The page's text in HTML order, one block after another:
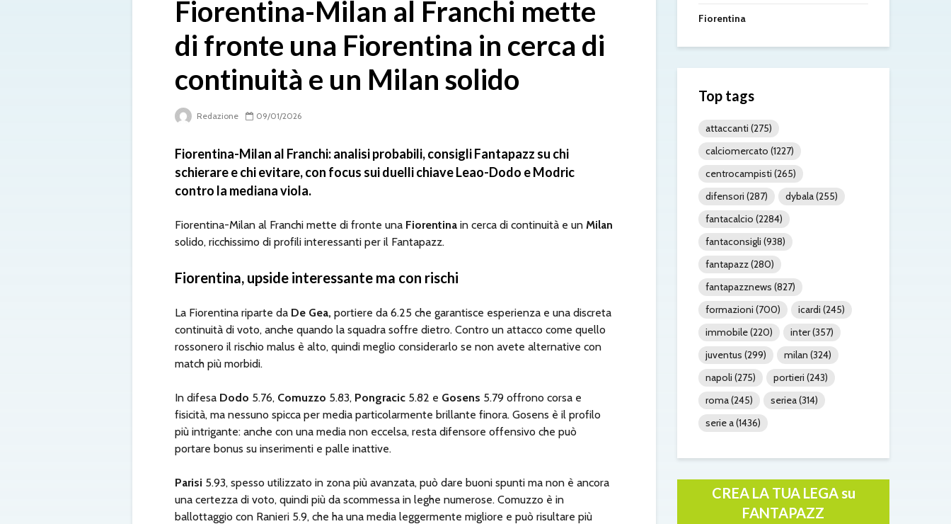
Fiorentina-Milan al Franchi mette
di fronte una Fiorentina in cerca di
continuità e un Milan solido
Redazione 09/01/2026
Fiorentina-Milan al Franchi: analisi probabili, consigli Fantapazz su chi
schierare e chi evitare, con focus sui duelli chiave Leao-Dodo e Modric
contro la mediana viola.
Fiorentina-Milan al Franchi mette di fronte una Fiorentina in cerca di continuità e un Milan
solido, ricchissimo di profili interessanti per il Fantapazz.
Fiorentina, upside interessante ma con rischi
La Fiorentina riparte da De Gea, portiere da 6.25 che garantisce esperienza e una discreta
continuità di voto, anche quando la squadra soffre dietro. Contro un attacco come quello
rossonero il rischio malus è alto, quindi meglio considerarlo se non avete alternative con
match più morbidi.
In difesa Dodo 5.76, Comuzzo 5.83, Pongracic 5.82 e Gosens 5.79 offrono corsa e
fisicità, ma nessuno spicca per media particolarmente brillante finora. Gosens è il profilo
più intrigante: anche con una media non eccelsa, resta difensore offensivo che può
portare bonus su inserimenti e palle inattive.
Parisi 5.93, spesso utilizzato in zona più avanzata, può dare buoni spunti ma non è ancora
una certezza di voto, quindi più da scommessa in leghe numerose. Comuzzo è in
ballottaggio con Ranieri 5.9, che ha una media leggermente migliore e può risultare più
Fiorentina
Top tags
attaccanti (275)
calciomercato (1227)
centrocampisti (265)
difensori (287) dybala(255)
fantacalcio (2284)
fantaconsigli (938)
fantapazz(280)
fantapazznews (827)
formazioni (700) icardi (245)
immobile(220) inter(357)
juventus (299) milan (324)
napoli (275) portieri (243)
roma(245) seriea(314)
serie a(1436)
CREA LA TUA LEGA su
FANTAPAZZ